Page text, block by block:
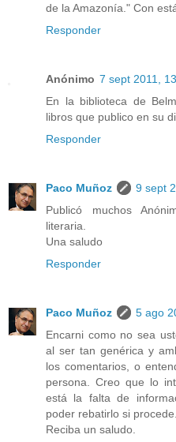
de la Amazonía." Con
Responder
Anónimo 7 sept 2011,
En la biblioteca de
libros que publico en su
Responder
Paco Muñoz
9 sept
Publicó muchos
literaria.
Una saludo
Responder
Paco Muñoz
5 ago
Encarni como no sea
al ser tan genérica y
los comentarios, o
persona. Creo que lo
está la falta de
poder rebatirlo si procede.
Reciba un saludo.